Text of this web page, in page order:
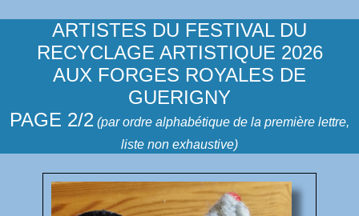
ARTISTES DU FESTIVAL DU
RECYCLAGE ARTISTIQUE 2026
AUX FORGES ROYALES DE
GUERIGNY
PAGE 2/2 (par ordre alphabétique de la première lettre,
liste non exhaustive)